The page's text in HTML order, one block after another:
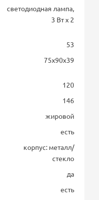
светодиодная лампа,
3 Вт х 2
53
75х90х39
120
146
жировой
есть
корпус: металл/
стекло
да
есть